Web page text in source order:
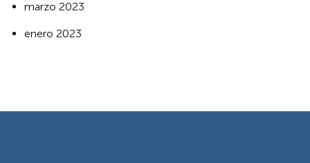
marzo 2023
enero 2023